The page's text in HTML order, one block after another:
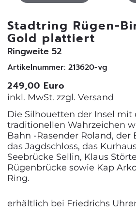
Stadtring Rügen-
Gold plattiert
Ringweite 52
Artikelnummer: 213620-vg
249,00 Euro
inkl. MwSt. zzgl. Versand
Die Silhouetten der Insel mit
traditionellen Wahrzeichen
Bahn -Rasender Roland,
das Jagdschloss, das
Seebrücke Sellin, Klaus
Rügenbrücke sowie Kap
Ring.
erhältlich bei Friedrichs